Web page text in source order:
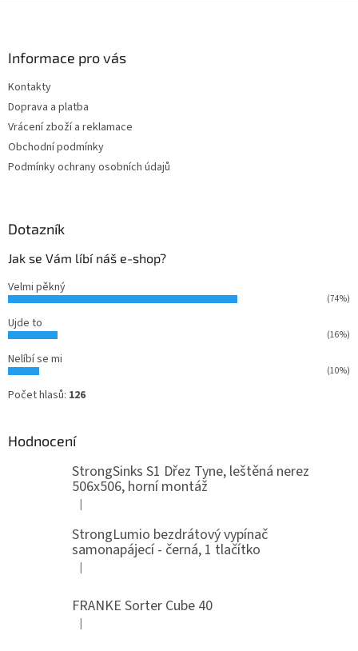
Informace pro vás
Kontakty
Doprava a platba
Vrácení zboží a reklamace
Obchodní podmínky
Podmínky ochrany osobních údajů
Dotazník
Jak se Vám líbí náš e-shop?
Velmi pěkný
(74%)
Ujde to
(16%)
Nelíbí se mi
(10%)
Počet hlasů: 126
Hodnocení
StrongSinks S1 Dřez Tyne, leštěná nerez
506x506, horní montáž
Hodnocení produktu je 5 z 5 hvězdiček.
|
StrongLumio bezdrátový vypínač
samonapájecí - černá, 1 tlačítko
Hodnocení produktu je 4 z 5 hvězdiček.
|
FRANKE Sorter Cube 40
Hodnocení produktu je 3 z 5 hvězdiček.
|